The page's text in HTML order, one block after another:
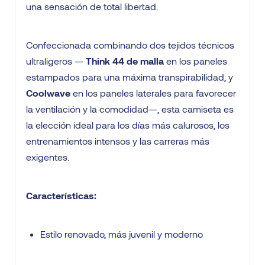
una sensación de total libertad.
Confeccionada combinando dos tejidos técnicos
ultraligeros — Think 44 de malla en los paneles
estampados para una máxima transpirabilidad, y
Coolwave en los paneles laterales para favorecer
la ventilación y la comodidad—, esta camiseta es
la elección ideal para los días más calurosos, los
entrenamientos intensos y las carreras más
exigentes.
Características:
Estilo renovado, más juvenil y moderno